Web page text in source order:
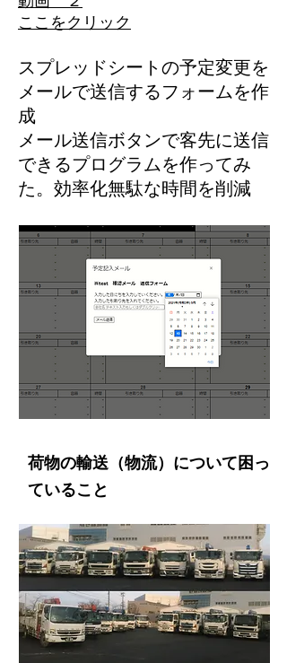
ここをクリック
スプレッドシートの予定変更を
メールで送信するフォームを作
成
メール送信ボタンで客先に送信
できるプログラムを作ってみ
た。効率化無駄な時間を削減
荷物の輸送（物流）について困っ
ていること